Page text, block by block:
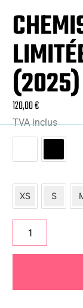
(2025)
120,00€
TVA inclus
XS S